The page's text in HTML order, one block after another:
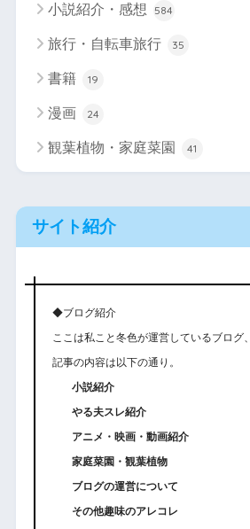
小説紹介・感想 584
旅行・自転車旅行 35
書籍 19
漫画 24
観葉植物・家庭菜園 41
サイト紹介
◆ブログ紹介
ここは私こと冬色が運営しているブログ
記事の内容は以下の通り。
小説紹介
やる夫スレ紹介
アニメ・映画・動画紹介
家庭菜園・観葉植物
ブログの運営について
その他趣味のアレコレ